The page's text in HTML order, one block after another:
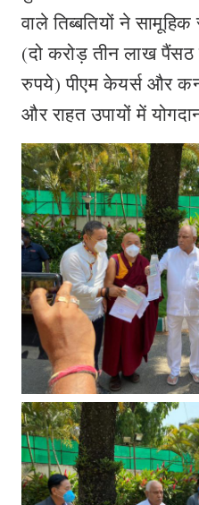
वाले तिब्बतियों ने
(दो करोड़ तीन लाख पैंसठ
रुपये) पीएम केयर्स और
और राहत उपायों में